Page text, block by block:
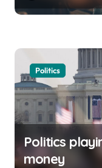
Politics
Politics
money